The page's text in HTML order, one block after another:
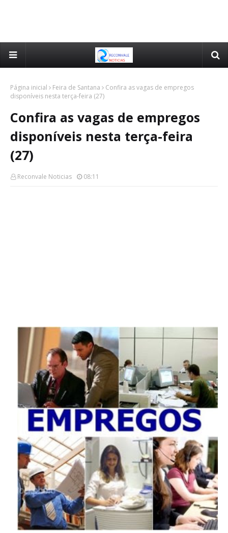
Página inicial Feira de Santana
Confira as vagas de empregos
disponíveis nesta terça-feira (27)
Confira as vagas de empregos
disponíveis nesta terça-feira
(27)
Reconvale Noticias 08:11